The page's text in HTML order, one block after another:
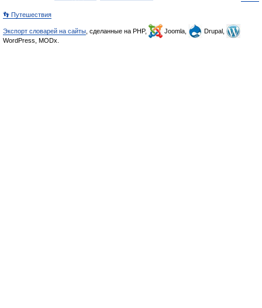
👣 Путешествия
Экспорт словарей на сайты , сделанные на PHP, Joomla,
Drupal,
WordPress, MODx.